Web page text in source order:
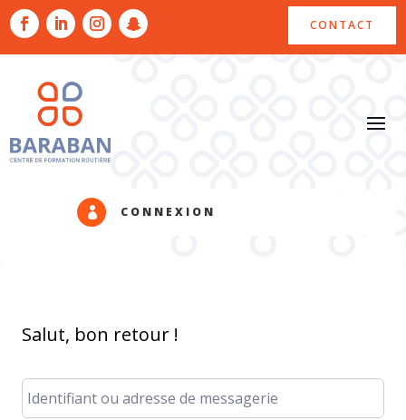
CONTACT
 CONNEXION
Salut, bon retour !